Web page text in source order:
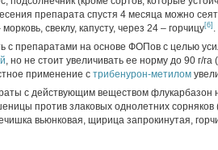
препарата спустя 4 месяца можно
свеклу, капусту, через 24 – горчицу[6] .
с препаратами на основе ФОПов с целью
, но не стоит увеличивать ее норму до 90 г/
применение с трибенурон-метилом
с действующим веществом флукарбазон
против злаковых однолетних
вьюнковая, щирица запрокинутая,